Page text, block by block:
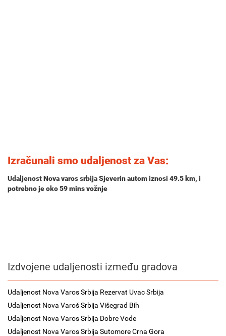
Izračunali smo udaljenost za Vas:
Udaljenost Nova varos srbija Sjeverin autom iznosi 49.5 km, i
potrebno je oko59 minsvožnje
Izdvojene udaljenosti između gradova
Udaljenost Nova Varos Srbija Rezervat Uvac Srbija
Udaljenost Nova Varoš Srbija Višegrad Bih
Udaljenost Nova Varos Srbija Dobre Vode
Udaljenost Nova Varos Srbija Sutomore Crna Gora